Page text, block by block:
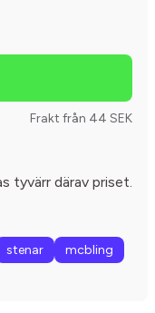
Frakt från 44 SEK
tyvärr därav priset.
stenar
mcbling